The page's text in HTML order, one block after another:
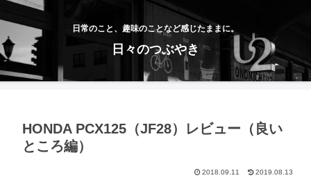
日常のこと、趣味のことなど感じたままに。
日々のつぶやき
HONDA PCX125（JF28）レビュー（良い
ところ編）
2018.09.11 2019.08.13